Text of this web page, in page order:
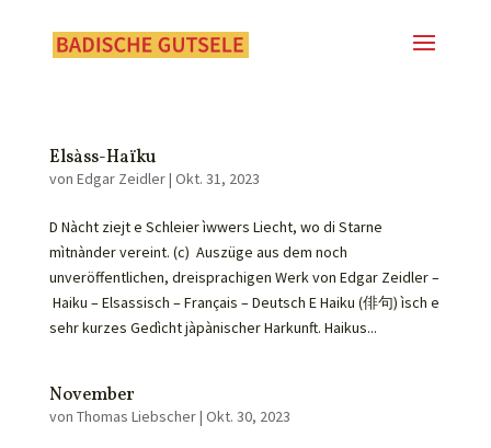
Elsàss-Haïku
von Edgar Zeidler| Okt. 31, 2023
D Nàcht ziejt e Schleier ìwwers Liecht, wo di Starne
mìtnànder vereint. (c) Auszüge aus dem noch
unveröffentlichen, dreisprachigen Werk von Edgar Zeidler –
Haiku – Elsassisch – Français – Deutsch E Haiku (俳句) ìsch e
sehr kurzes Gedìcht jàpànischer Harkunft. Haikus...
November
von Thomas Liebscher| Okt. 30, 2023